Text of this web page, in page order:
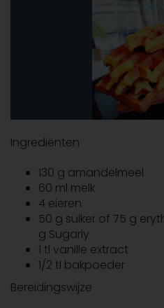
Ingrediënten
130 g amandelmeel
60 ml melk
4 eieren
50 g suiker of 75 g
g Sugarly
1 tl vanille extract
1/2 tl bakpoeder
Bereidingswijze